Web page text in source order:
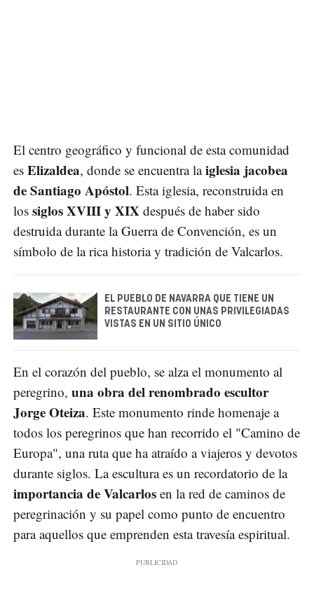
El centro geográfico y funcional de esta comunidad
es Elizaldea, donde se encuentra laiglesia jacobea
de Santiago Apóstol. Esta iglesia, reconstruida en
los siglos XVIII y XIX después de haber sido
destruida durante la Guerra de Convención, es un
símbolo de la rica historia y tradición de Valcarlos.
EL PUEBLO DE NAVARRA QUE TIENE UN
RESTAURANTE CON UNAS PRIVILEGIADAS
VISTAS EN UN SITIO ÚNICO
En el corazón del pueblo, se alza el monumento al
peregrino, una obra del renombrado escultor
Jorge Oteiza. Este monumento rinde homenaje a
todos los peregrinos que han recorrido el "Camino de
Europa", una ruta que ha atraído a viajeros y devotos
durante siglos. La escultura es un recordatorio de la
importancia de Valcarlos en la red de caminos de
peregrinación y su papel como punto de encuentro
para aquellos que emprenden esta travesía espiritual.